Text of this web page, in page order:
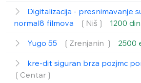
Digitalizacija - presnimavanje
normal8 filmova
❲Niš❳ 1200 din
Yugo 55 ❲Zrenjanin ❳ 2500
kre-dit siguran brza pozjmc
❲Centar❳